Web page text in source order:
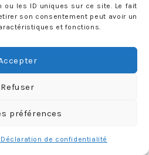
ou les ID uniques sur ce site. Le fait
son consentement peut avoir un
et fonctions.
Refuser
préférences
Déclaration de confidentialité